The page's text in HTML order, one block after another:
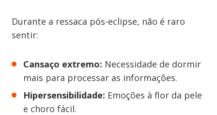
Durante a ressaca pós-eclipse, não é raro
sentir:
Cansaço extremo: Necessidade de dormir
mais para processar as informações.
Hipersensibilidade: Emoções à flor da pele
e choro fácil.